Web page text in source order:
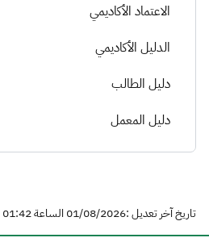
الاعتماد الأكاديمي
الدليل الأكاديمي
دليل الطالب
دليل المعمل
تاريخ آخر تعديل :01/08/2026 الساعة 01:42 مساءً